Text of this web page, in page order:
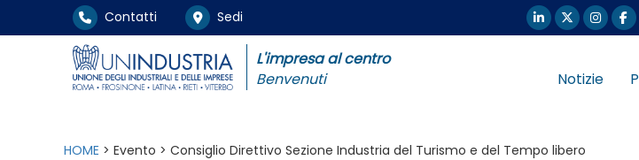
Contatti Sedi
L'impresa al centro
Benvenuti
Notizie
HOME > Evento > Consiglio Direttivo Sezione Industria del Turismo e del Tempo libero